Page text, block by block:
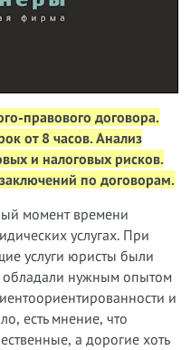
правового договора.
от 8 часов. Анализ
и налоговых рисков.
по договорам.
момент времени
услугах. При
услуги юристы были
обладали нужным опытом
и
есть мнение, что
а дорогие хоть